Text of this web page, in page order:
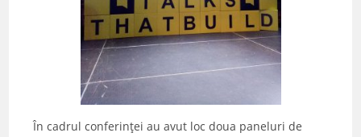
În cadrul conferinței au avut loc doua paneluri de